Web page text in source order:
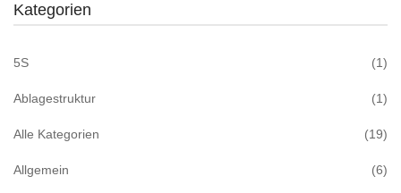
Kategorien
5S (1)
Ablagestruktur (1)
Alle Kategorien (19)
Allgemein (6)